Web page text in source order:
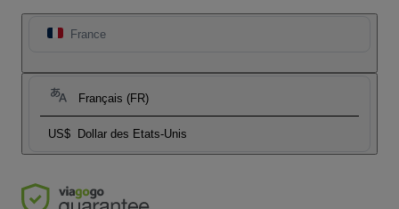
France
Français (FR)
US$ Dollar des Etats-Unis